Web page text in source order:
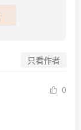
只看作者
0